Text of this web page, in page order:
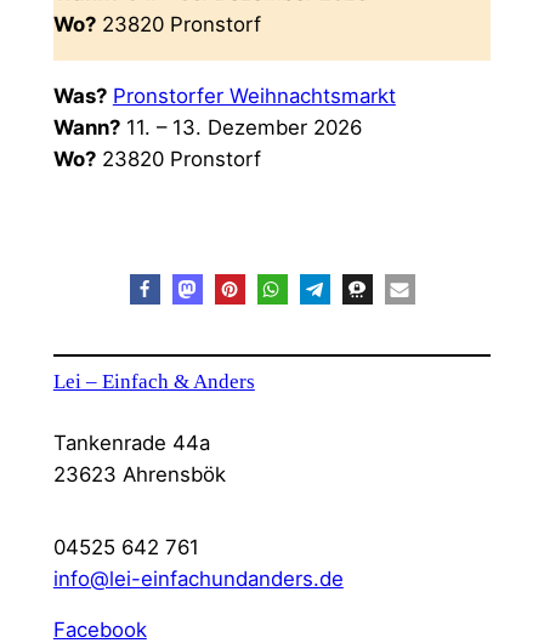
Wo?23820 Pronstorf
Was? Pronstorfer Weihnachtsmarkt
Wann?11. – 13. Dezember 2026
Wo?23820 Pronstorf
Lei – Einfach & Anders
Tankenrade 44a
23623 Ahrensbök
04525 642 761
info@lei-einfachundanders.de
Facebook